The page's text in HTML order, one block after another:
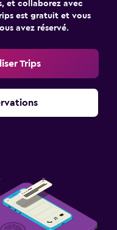
et collaborez avec
est gratuit et vous
avez réservé.
Trips